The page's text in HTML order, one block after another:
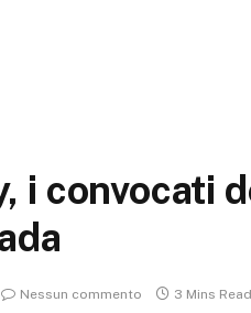
i convocati
Nessun commento 3 Mins Read